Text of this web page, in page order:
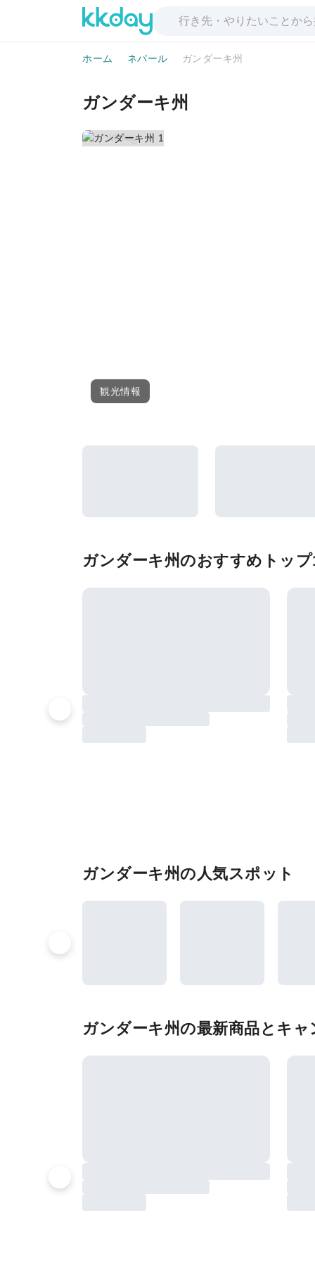
ホーム ネパール ガンダーキ州
ガンダーキ州
観光情報
ガンダーキ州のおすすめトップ
ガンダーキ州の人気スポット
ガンダーキ州の最新商品とキャ